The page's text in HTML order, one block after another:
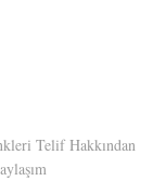
Telif Hakkından